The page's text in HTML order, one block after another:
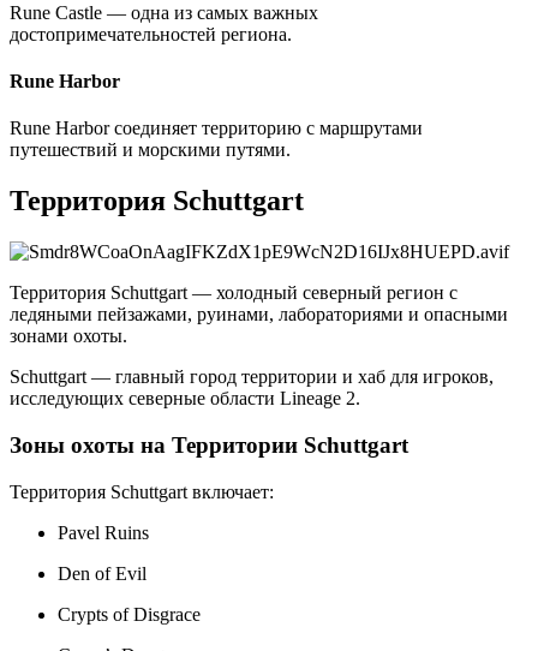
Rune Castle — одна из самых важных
достопримечательностей региона.
Rune Harbor
Rune Harbor соединяет территорию с маршрутами
путешествий и морскими путями.
Территория Schuttgart
Территория Schuttgart — холодный северный регион с
ледяными пейзажами, руинами, лабораториями и опасными
зонами охоты.
Schuttgart — главный город территории и хаб для игроков,
исследующих северные области Lineage 2.
Зоны охоты на Территории Schuttgart
Территория Schuttgart включает:
Pavel Ruins
Den of Evil
Crypts of Disgrace